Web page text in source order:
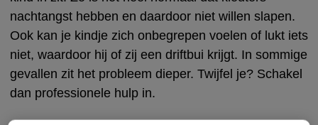
nachtangst hebben en daardoor niet willen slapen.
Ook kan je kindje zich onbegrepen voelen of lukt iets
niet, waardoor hij of zij een driftbui krijgt. In sommige
gevallen zit het probleem dieper. Twijfel je? Schakel
dan professionele hulp in.